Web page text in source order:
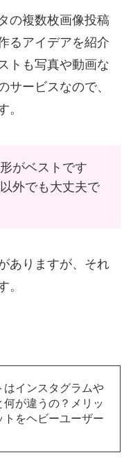
の複数枚画像投稿
るアイデアを紹介
トも写真や動画な
サービスなので、
。
がベストです
外でも大丈夫で
ありますが、それ
。
はインスタグラムや
何が違うの？メリッ
トをヘビーユーザー